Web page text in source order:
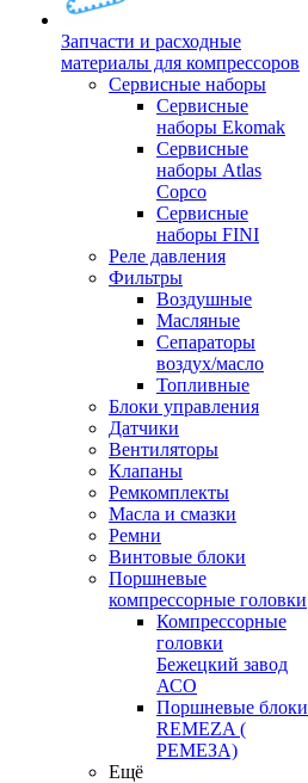
Запчасти и расходные
материалы для компрессоров
Cервисные наборы
Сервисные
наборы Ekomak
Cервисные
наборы Atlas
Copco
Сервисные
наборы FINI
Реле давления
Фильтры
Воздушные
Масляные
Сепараторы
воздух/масло
Топливные
Блоки управления
Датчики
Вентиляторы
Клапаны
Ремкомплекты
Масла и смазки
Ремни
Винтовые блоки
Поршневые
компрессорные головки
Компрессорные
головки
Бежецкий завод
АСО
Поршневые блоки
REMEZA (
РЕМЕЗА)
Ещё